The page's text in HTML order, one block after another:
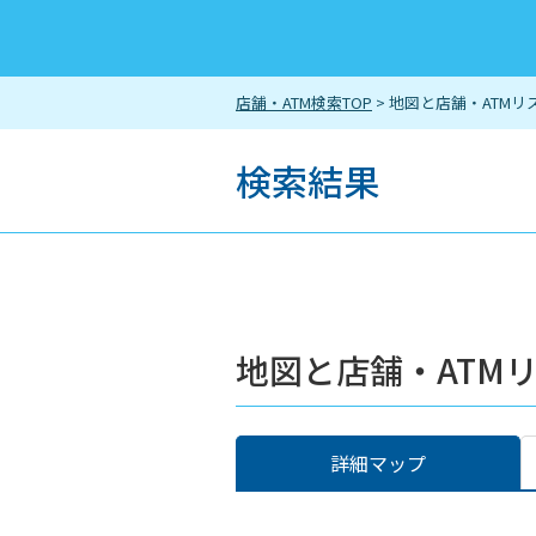
店舗・ATM検索TOP > 地図と店舗・ATMリ
検索結果
地図と店舗・ATM
詳細マップ